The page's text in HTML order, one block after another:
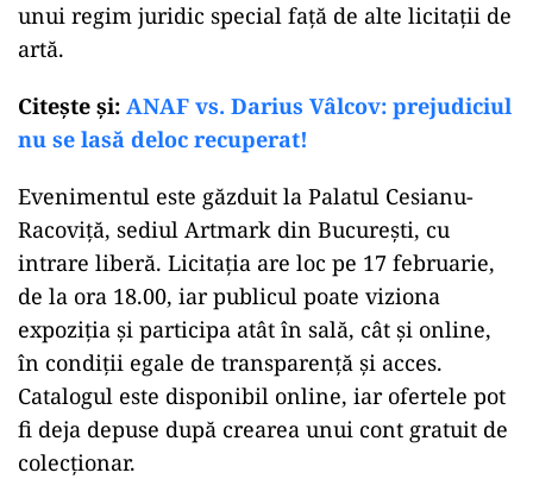
unui regim juridic special față de alte licitații de
artă.
Citeşte şi: ANAF vs. Darius Vâlcov: prejudiciul
nu se lasă deloc recuperat!
Evenimentul este găzduit la Palatul Cesianu-
Racoviță, sediul Artmark din București, cu
intrare liberă. Licitația are loc pe 17 februarie,
de la ora 18.00, iar publicul poate viziona
expoziția și participa atât în sală, cât și online,
în condiții egale de transparență și acces.
Catalogul este disponibil online, iar ofertele pot
fi deja depuse după crearea unui cont gratuit de
colecționar.